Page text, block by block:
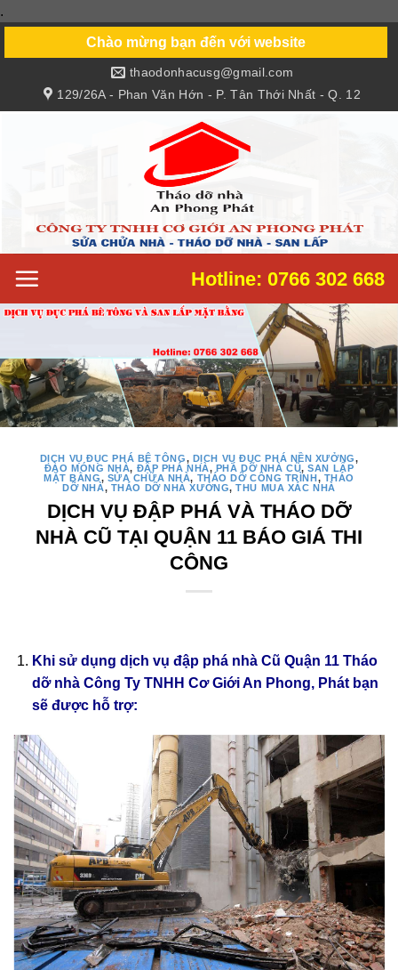
.
content
Chào mừng bạn đến với website
129/26A - Phan Văn Hớn - P. Tân Thới Nhất - Q. 12
thaodonhacusg@gmail.com
Hotline: 0766 302 668
DỊCH VỤ ĐỤC PHÁ BÊ TÔNG,DỊCH VỤ ĐỤC PHÁ NỀN XƯỞNG
ĐÀO MÓNG NHÀ,ĐẬP PHÁ NHÀ,PHÁ DỠ NHÀ CŨ,SAN LẤP
MẶT BẰNG,SỬA CHỮA NHÀ,THÁO DỠ CÔNG TRÌNH,THÁO
THÁO DỠ NHÀ XƯỞNG THU MUA XÁC NHÀ
DỊCH VỤ ĐẬP PHÁ VÀ THÁO DỠ
NHÀ CŨ TẠI QUẬN 11 BÁO GIÁ THI
CÔNG
Khi sử dụng dịch vụ đập phá nhà Cũ Quận 11 Tháo
dỡ nhà Công Ty TNHH Cơ Giới An Phong, Phát bạn
sẽ được hỗ trợ: